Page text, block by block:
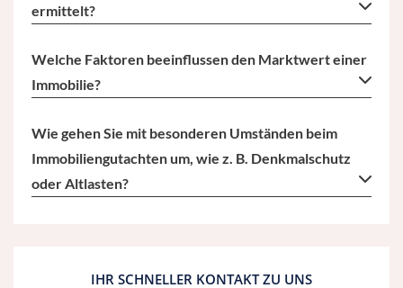
ermittelt?
Welche Faktoren beeinflussen den Marktwert einer
Immobilie?
Wie gehen Sie mit besonderen Umständen beim
Immobiliengutachten um, wie z. B. Denkmalschutz
oder Altlasten?
IHR SCHNELLER KONTAKT ZU UNS